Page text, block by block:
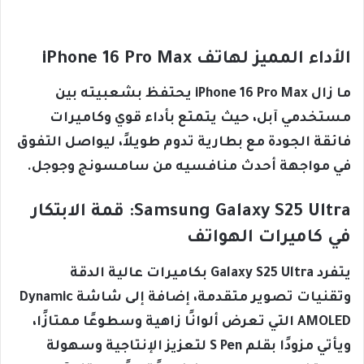
الأداء المميز لهاتف iPhone 16 Pro Max
ما زال iPhone 16 Pro Max يحتفظ بشعبيته بين
مستخدمي آبل، حيث يتمتع بأداء قوي وكاميرات
فائقة الجودة مع بطارية تدوم طويلاً، ليواصل التفوق
في مواجهة أحدث منافسيه من سامسونج وجوجل.
Samsung Galaxy S25 Ultra: قمة الابتكار
في كاميرات الهواتف
يتفرد Galaxy S25 Ultra بكاميرات عالية الدقة
وتقنيات تصوير متقدمة، إضافة إلى شاشة Dynamic
AMOLED التي تعرض ألوانًا زاهية وسطوعًا ممتازًا،
ويأتي مزودًا بقلم S Pen لتعزيز الإنتاجية وسهولة